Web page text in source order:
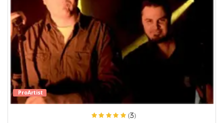
ProArtist
(3)